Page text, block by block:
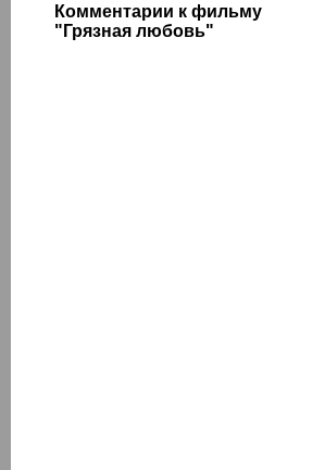
Комментарии к фильму
"Грязная любовь"